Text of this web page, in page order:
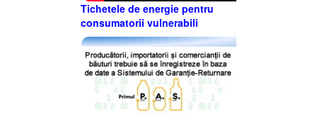
Tichetele de energie pentru
consumatorii vulnerabili